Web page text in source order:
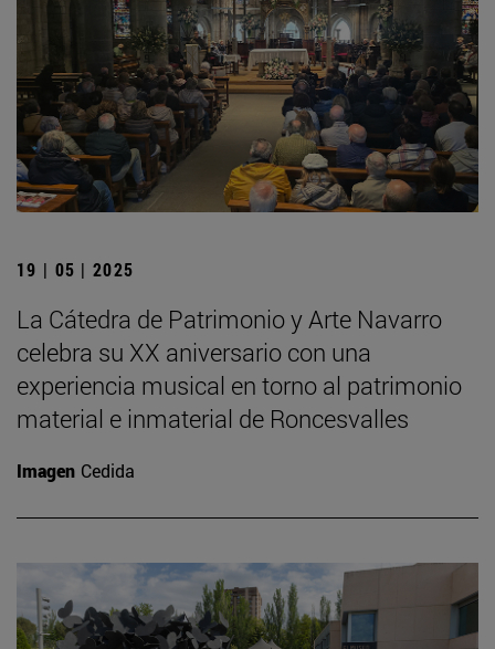
19 | 05 | 2025
La Cátedra de Patrimonio y Arte Navarro
celebra su XX aniversario con una
experiencia musical en torno al patrimonio
material e inmaterial de Roncesvalles
Imagen Cedida